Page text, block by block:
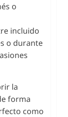
o
incluido
o durante
la
forma
como